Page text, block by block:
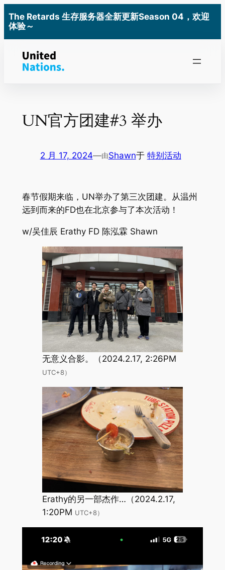
至
The Retards 生存服务器全新更新Season 04，欢迎
体验～
UN官方团建#3 举办
2 月 17, 2024—由Shawn于 特别活动
春节假期来临，UN举办了第三次团建。从温州
远到而来的FD也在北京参与了本次活动！
w/吴佳辰 Erathy FD 陈泓霖 Shawn
无意义合影。（2024.2.17, 2:26PM
UTC+8）
Erathy的另一部杰作…（2024.2.17,
1:20PM UTC+8）